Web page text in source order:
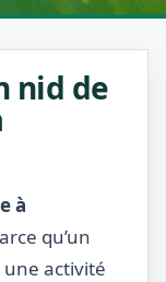
nid de
à
qu’un
activité